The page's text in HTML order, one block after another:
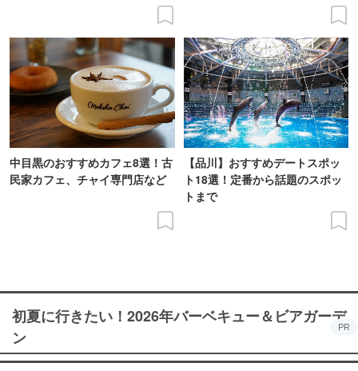
中目黒のおすすめカフェ8選！古
民家カフェ、チャイ専門店など
【品川】おすすめデートスポッ
ト18選！定番から話題のスポッ
トまで
初夏に行きたい！2026年バーベキュー＆ビアガーデ
ン
PR